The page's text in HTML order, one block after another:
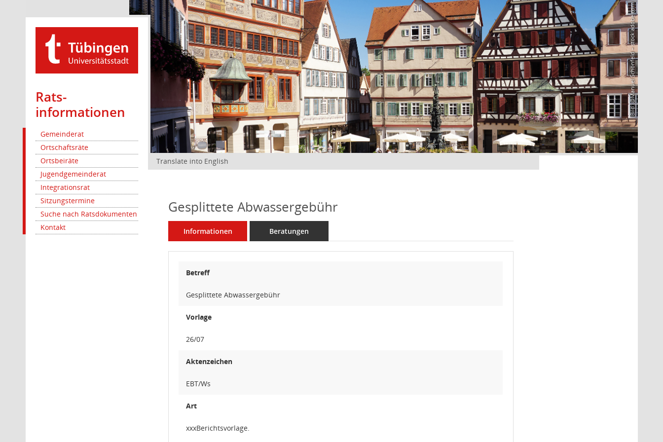
Rats­
informationen
Gemeinderat
Ortschaftsräte
Ortsbeiräte
Jugendgemeinderat
Integrationsrat
Sitzungstermine
Suche nach Ratsdokumenten
Kontakt
Bild: @Manuel Schönfeld – stock.adobe.com
Translate into English
Gesplittete Abwassergebühr
Informationen Beratungen
Betreff
Gesplittete Abwassergebühr
Vorlage
26/07
Aktenzeichen
EBT/Ws
Art
xxxBerichtsvorlage.